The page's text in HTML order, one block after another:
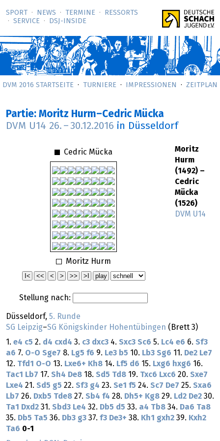
SPORT NEWS TERMINE
RESSORTS
SERVICE
DSJ-­INSIDE
DVM 2016 STARTSEITE TURNIERE IMPRESSIONEN ZEITPLAN
Partie: Moritz Hurm–Cedric Mücka
DVM U14 26. – 30.12.2016 in Düsseldorf
Cedric Mücka
Moritz Hurm
Stellung nach:
Moritz
Hurm
(1492) –
Cedric
Mücka
(1526)
DVM U14
Düsseldorf, 5. Runde
SG Leipzig–SG Königskinder Hohentübingen (Brett 3)
1. e4 c5 2. d4 cxd4 3. c3 dxc3 4. Sxc3 Sc6 5. Lc4 e6 6. Sf3
a6 7. O-O Sge7 8. Lg5 f6 9. Le3 b5 10. Lb3 Sg6 11. De2 Le7
12. Tfd1 O-O 13. Lxe6+ Kh8 14. Lf5 d6 15. Lxg6 hxg6 16.
Tac1 Lb7 17. Sh4 De8 18. Sd5 Td8 19. Txc6 Lxc6 20. Sxe7
Lxe4 21. Sd5 g5 22. Sf3 g4 23. Se1 f5 24. Sc7 De7 25. Sxa6
Lb7 26. Dxb5 Tde8 27. Sb4 f4 28. Dh5+ Kg8 29. Ld2 De2 30.
Ta1 Dxd2 31. Sbd3 Le4 32. Db5 d5 33. a4 Tb8 34. Da6 Ta8
35. Db5 Ta5 36. Db3 g3 37. f3 De3+ 38. Kh1 gxh2 39. Kxh2
Ta6 0-1